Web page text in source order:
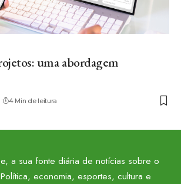
uma abordagem
4 Min de leitura
a sua fonte diária de notícias sobre o
economia, esportes, cultura e